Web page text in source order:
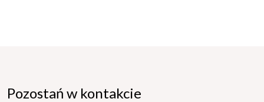
Pozostań w kontakcie